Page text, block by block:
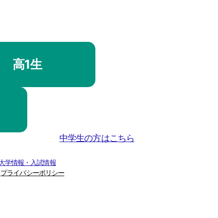
高1生
中学生の方はこちら
学情報・入試情報
プライバシーポリシー